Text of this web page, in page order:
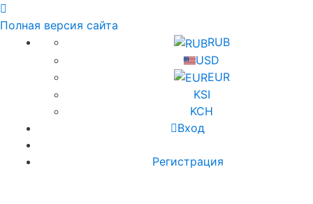
Полная версия сайта
RUB
USD
EUR
KSI
KCH
Вход
Регистрация